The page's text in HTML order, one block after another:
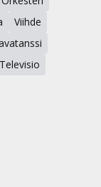
Viihde
Televisio